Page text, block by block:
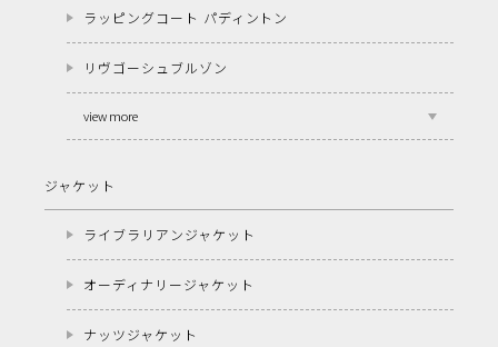
ラッピングコート パディントン
リヴゴーシュブルゾン
view more
ジャケット
ライブラリアンジャケット
オーディナリージャケット
ナッツジャケット